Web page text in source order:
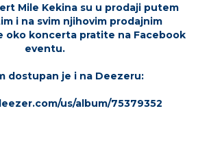
Mile Kekina su u prodaji putem
i na svim njihovim prodajnim
oko koncerta pratite na Facebook
eventu.
dostupan je i na Deezeru:
us/album/75379352